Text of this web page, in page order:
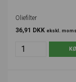
Oliefilter
36,91 DKK ekskl. moms